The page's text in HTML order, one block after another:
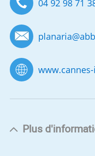
04 92 98 71
planaria@
Plus